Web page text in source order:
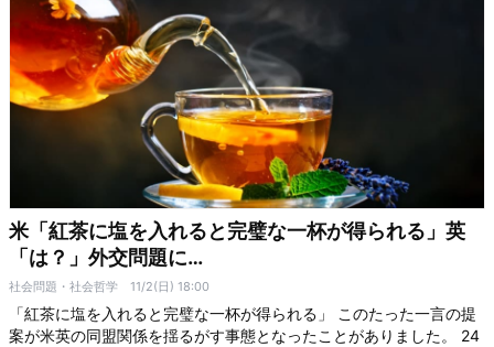
米「紅茶に塩を入れると完璧な一杯が得られる」英
「は？」外交問題に…
社会問題・社会哲学 11/2(日) 18:00
「紅茶に塩を入れると完璧な一杯が得られる」 このたった一言の提
案が米英の同盟関係を揺るがす事態となったことがありました。 24